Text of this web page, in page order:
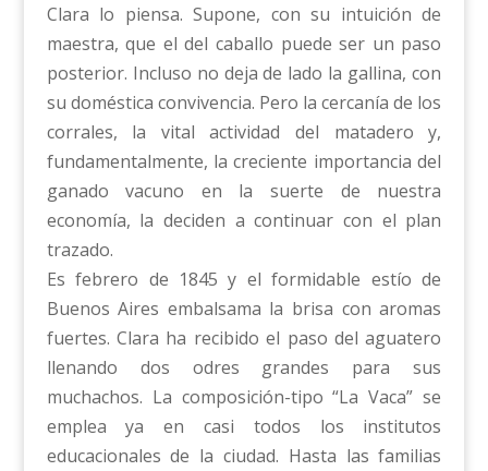
Clara lo piensa. Supone, con su intuición de
maestra, que el del caballo puede ser un paso
posterior. Incluso no deja de lado la gallina, con
su doméstica convivencia. Pero la cercanía de los
corrales, la vital actividad del matadero y,
fundamentalmente, la creciente importancia del
ganado vacuno en la suerte de nuestra
economía, la deciden a continuar con el plan
trazado.
Es febrero de 1845 y el formidable estío de
Buenos Aires embalsama la brisa con aromas
fuertes. Clara ha recibido el paso del aguatero
llenando dos odres grandes para sus
muchachos. La composición-tipo “La Vaca” se
emplea ya en casi todos los institutos
educacionales de la ciudad. Hasta las familias